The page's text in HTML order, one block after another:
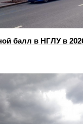
балл в НГЛУ в